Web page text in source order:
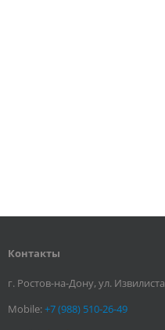
Контакты
г. Ростов-на-Дону, ул.
Mobile:+7 (988) 510-26-49